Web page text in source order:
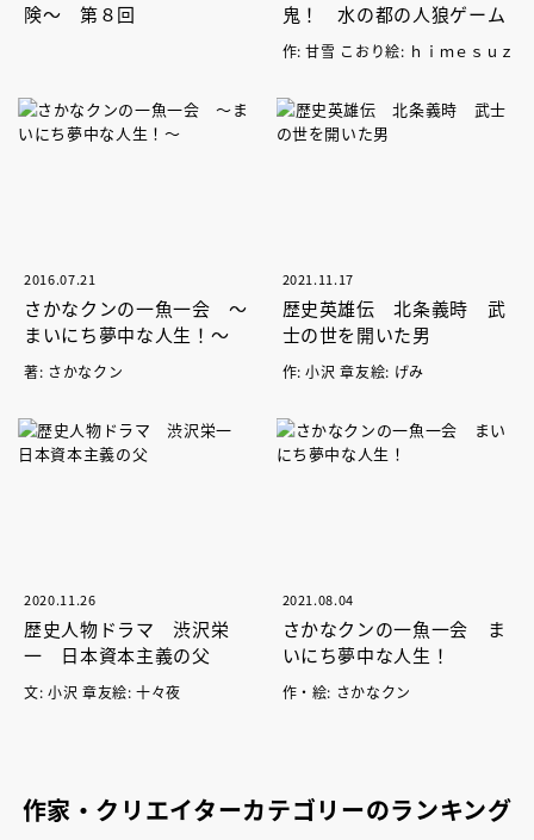
険～ 第８回 鬼！ 水の都の人狼ゲーム
作: 甘雪 こおり絵: ｈｉｍｅｓｕｚ
2016.07.21
さかなクンの一魚一会 ～
まいにち夢中な人生！～
著: さかなクン
2021.11.17
歴史英雄伝 北条義時 武
士の世を開いた男
作: 小沢 章友絵: げみ
2020.11.26
歴史人物ドラマ 渋沢栄
一 日本資本主義の父
文: 小沢 章友絵: 十々夜
2021.08.04
さかなクンの一魚一会 ま
いにち夢中な人生！
作・絵: さかなクン
作家・クリエイターカテゴリーのランキング